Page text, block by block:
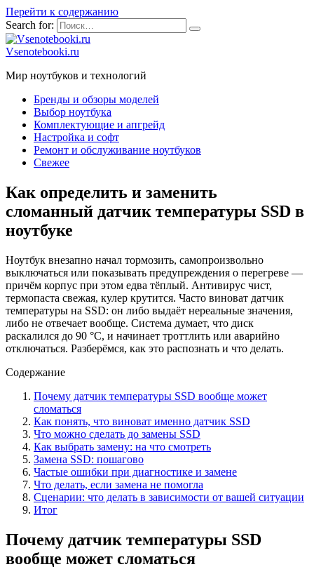
Перейти к содержанию
Search for:
Vsenotebooki.ru
Мир ноутбуков и технологий
Бренды и обзоры моделей
Выбор ноутбука
Комплектующие и апгрейд
Настройка и софт
Ремонт и обслуживание ноутбуков
Свежее
Как определить и заменить
сломанный датчик температуры SSD в
ноутбуке
Ноутбук внезапно начал тормозить, самопроизвольно
выключаться или показывать предупреждения о перегреве —
причём корпус при этом едва тёплый. Антивирус чист,
термопаста свежая, кулер крутится. Часто виноват датчик
температуры на SSD: он либо выдаёт нереальные значения,
либо не отвечает вообще. Система думает, что диск
раскалился до 90 °C, и начинает троттлить или аварийно
отключаться. Разберёмся, как это распознать и что делать.
Содержание
Почему датчик температуры SSD вообще может
сломаться
Как понять, что виноват именно датчик SSD
Что можно сделать до замены SSD
Как выбрать замену: на что смотреть
Замена SSD: пошагово
Частые ошибки при диагностике и замене
Что делать, если замена не помогла
Сценарии: что делать в зависимости от вашей ситуации
Итог
Почему датчик температуры SSD
вообще может сломаться